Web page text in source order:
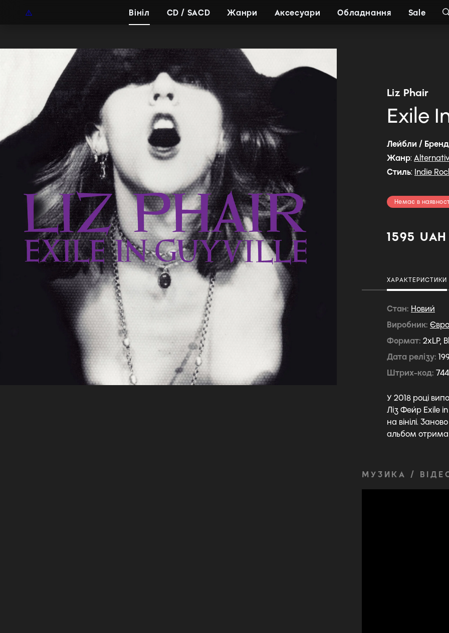
Вініл CD / SACD Жанри Аксесуари Обладнання Sale
Liz Phair
Exile
Лейбли /
Жанр:
Стиль: Indie
Немає в
1595 UAH
ХАРАКТЕРИСТИКИ
Стан Новий
Виробник
Формат 2xLP,
Дата релізу
Штрих-код
У 2018 році
Ліз Фейр Exile
на вінілі.
альбом
МУЗИКА /